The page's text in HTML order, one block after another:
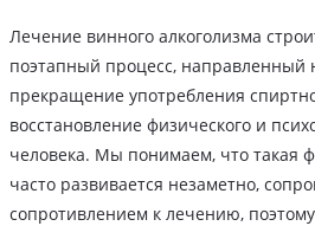
Лечение винного алкоголизма
поэтапный процесс, направленный
прекращение употребления
восстановление физического и
человека. Мы понимаем, что такая
часто развивается незаметно,
сопротивлением к лечению,